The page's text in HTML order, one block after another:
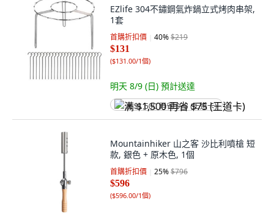
EZlife 304不鏽鋼氣炸鍋立式烤肉串架,
1套
首購折扣價 40%$219
$131
($131.00/1個)
明天 8/9 (日) 預計送達
满 $1,500 再省 $75 (王道卡)
Mountainhiker 山之客 沙比利噴槍 短
款, 銀色 + 原木色, 1個
首購折扣價 25%$796
$596
($596.00/1個)